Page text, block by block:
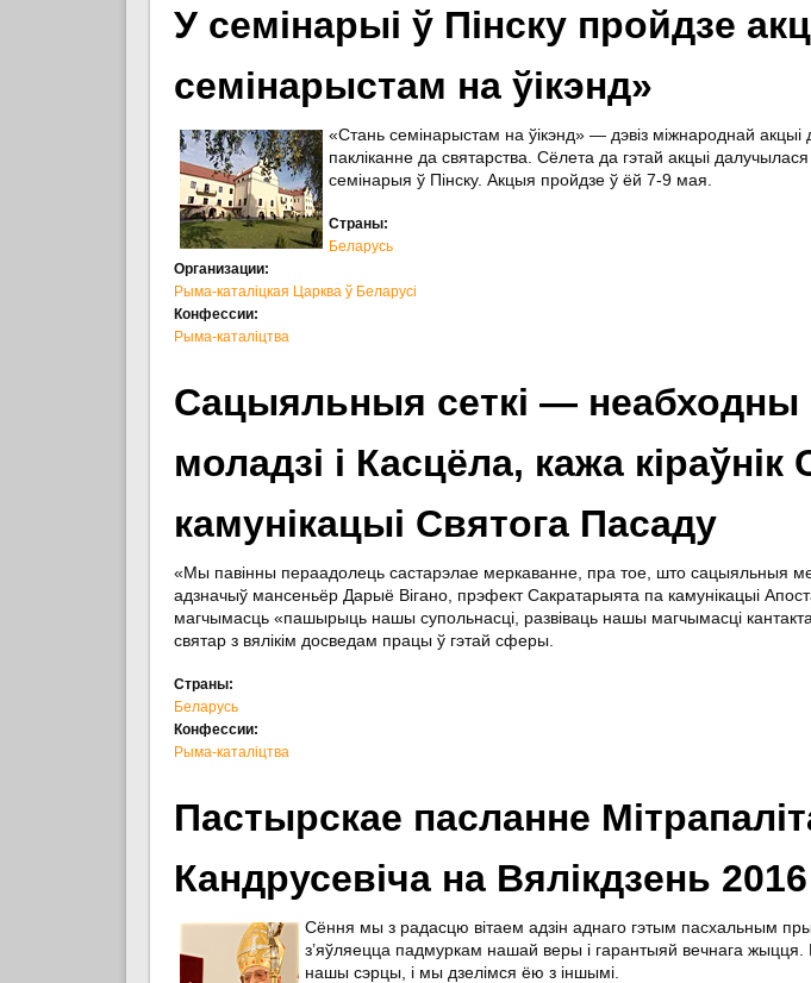
У семінарыі ў Пінску пройдзе
семінарыстам на ўікэнд»
«Стань семінарыстам на ўікэнд» — дэвіз міжнароднай
пакліканне да святарства. Сёлета да гэтай акцыі
семінарыя ў Пінску. Акцыя пройдзе ў ёй 7-9 мая.
Страны:
Беларусь
Организации:
Рыма-каталіцкая Царква ў Беларусі
Конфессии:
Рыма-каталіцтва
Сацыяльныя сеткі — неабходны
моладзі і Касцёла, кажа
камунікацыі Святога Пасаду
«Мы павінны пераадолець састарэлае меркаванне, пра тое, што сацыяльныя
адзначыў мансеньёр Дарыё Вігано, прэфект Сакратарыята па камунікацыі
магчымасць «пашырыць нашы супольнасці, развіваць нашы магчымасці
святар з вялікім досведам працы ў гэтай сферы.
Страны:
Беларусь
Конфессии:
Рыма-каталіцтва
Пастырскае пасланне
Кандрусевіча на Вялікдзень 2016
Сёння мы з радасцю вітаем адзін аднаго гэтым пасхальным
з’яўляецца падмуркам нашай веры і гарантыяй вечнага жыцця.
нашы сэрцы, і мы дзелімся ёю з іншымі.